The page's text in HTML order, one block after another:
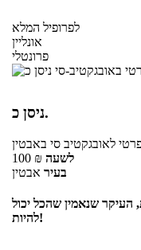
לפרופיל המלא
אונליין
פרונטלי
ניסן כ.
לאובגקטיב סי באבטין
100 ₪ לשעה
בעיר אבטין
העיקר שנאמין שהכל יכול
להיות!